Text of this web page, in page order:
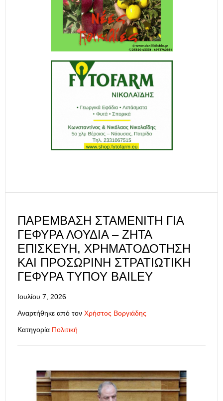
ΠΑΡΈΜΒΑΣΗ ΣΤΑΜΕΝΊΤΗ ΓΙΑ
ΓΈΦΥΡΑ ΛΟΥΔΊΑ – ΖΗΤΆ
ΕΠΙΣΚΕΥΉ, ΧΡΗΜΑΤΟΔΌΤΗΣΗ
ΚΑΙ ΠΡΟΣΩΡΙΝΉ ΣΤΡΑΤΙΩΤΙΚΉ
ΓΈΦΥΡΑ ΤΎΠΟΥ BAILEY
Ιουλίου 7, 2026
Αναρτήθηκε από τον Χρήστος Βοργιάδης
Κατηγορία Πολιτική